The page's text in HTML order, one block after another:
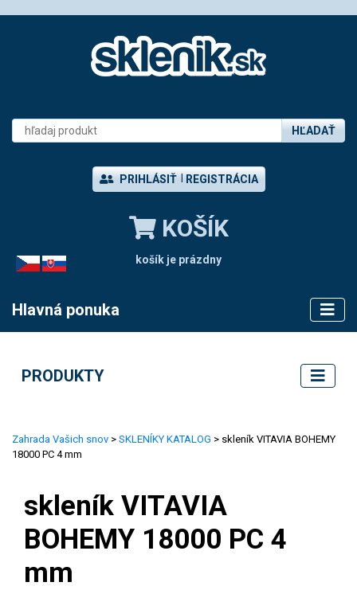
HĽADAŤ
PRIHLÁSIŤ REGISTRÁCIA
KOŠÍK
košík je prázdny
CZ SK
Hlavná ponuka
PRODUKTY
Zahrada Vašich snov > SKLENÍKY KATALOG > skleník VITAVIA BOHEMY
18000 PC 4 mm
skleník VITAVIA
BOHEMY 18000 PC 4
mm